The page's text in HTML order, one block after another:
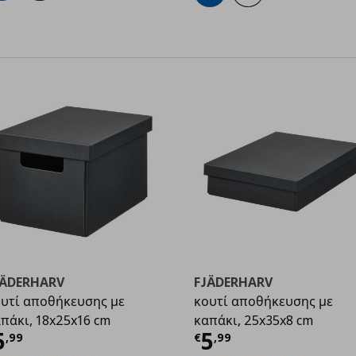
αποθήκευσης με
18x25x16 cm
,99 τιμή € 5,99
FJÄDERHARV
κουτί αποθήκευσης με
καπάκι, 25x35x8 cm
€5,99
Τρέχουσα τιμή